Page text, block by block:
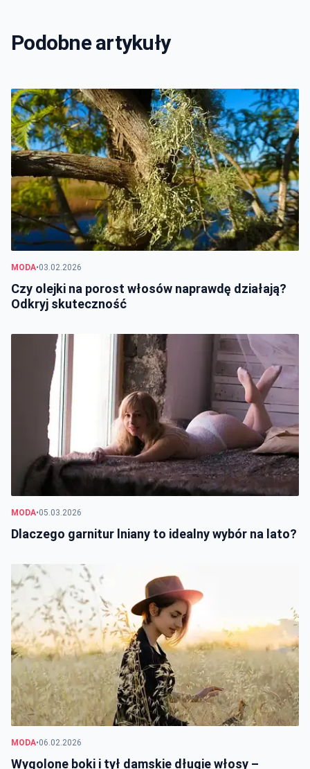
Podobne artykuły
MODA•03.02.2026
Czy olejki na porost włosów naprawdę działają?
Odkryj skuteczność
MODA•05.03.2026
Dlaczego garnitur lniany to idealny wybór na lato?
MODA•06.02.2026
Wygolone boki i tył damskie długie włosy –